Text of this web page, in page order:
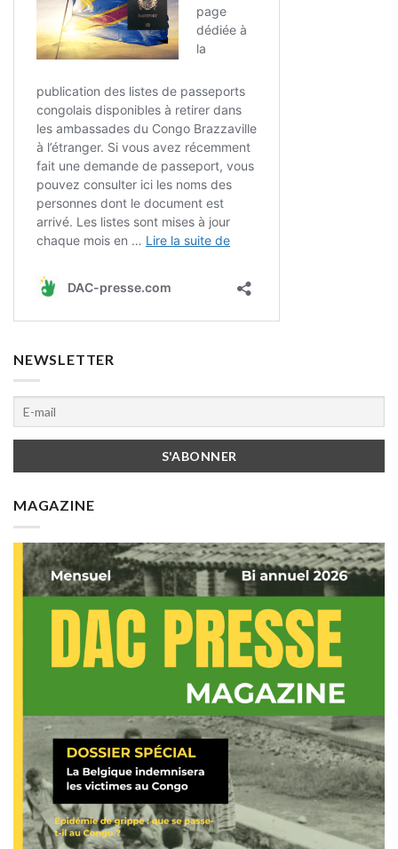
NEWSLETTER
MAGAZINE